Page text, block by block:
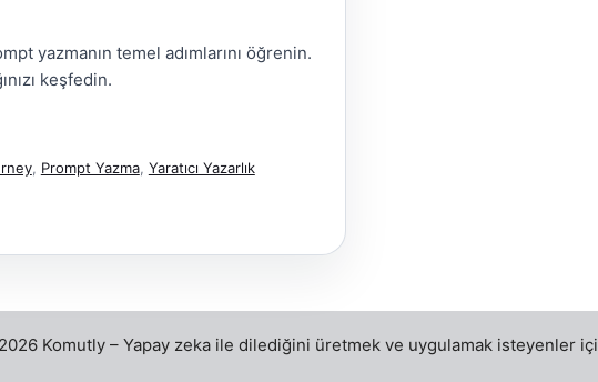
yazmanın temel adımlarını öğrenin.
keşfedin.
, Prompt Yazma, Yaratıcı Yazarlık
Komutly – Yapay zeka ile dilediğini üretmek ve uygulamak isteyenler